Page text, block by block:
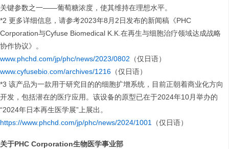
关键参数之一——葡萄糖浓度，使其维持在理想水平。
*2 更多详细信息，请参考2023年8月2日发布的新闻稿《PHC
Corporation与Cyfuse Biomedical K.K.在再生与细胞治疗领域达成战略
协作协议》。
www.phchd.com/jp/phc/news/2023/0802 （仅日语）
www.cyfusebio.com/archives/1216 （仅日语）
*3 该产品为一款用于研究目的的细胞扩增系统，目前正朝着商业化方向
开发，包括潜在的医疗应用。该设备的原型已在于2024年10月举办的
“2024年日本再生医学展”上展出。
https://www.phchd.com/jp/phc/news/2024/1001 （仅日语）
关于PHC Corporation生物医学事业部